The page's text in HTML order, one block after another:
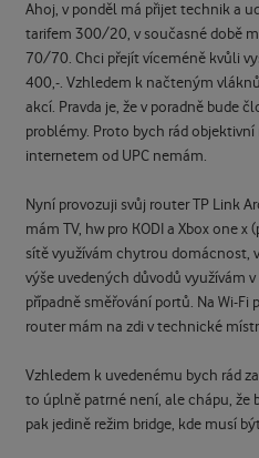
Ahoj, v ponděl má přijet technik a
tarifem 300/20, v současné době
70/70. Chci přejít víceméně kvůli
400,-. Vzhledem k načteným
akcí. Pravda je, že v poradně bude
problémy. Proto bych rád
internetem od UPC nemám.
Nyní provozuji svůj router TP Link
mám TV, hw pro KODI a Xbox one x
sítě využívám chytrou domácnost,
výše uvedených důvodů využívám
případně směřování portů. Na Wi-
router mám na zdi v technické
Vzhledem k uvedenému bych rád
to úplně patrné není, ale chápu, že
pak jedině režim bridge, kde musí